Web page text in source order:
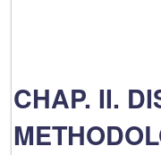
CHAP. II.